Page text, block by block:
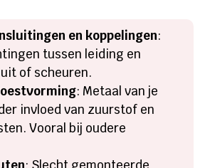
en koppelingen:
tussen leiding en
of scheuren.
: Metaal van je
invloed van zuurstof en
Vooral bij oudere